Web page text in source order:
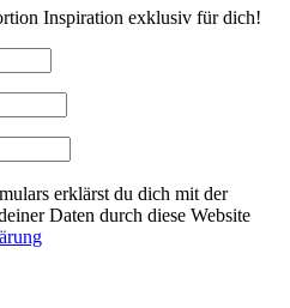
Inspiration exklusiv für dich!
erklärst du dich mit der
Daten durch diese Website